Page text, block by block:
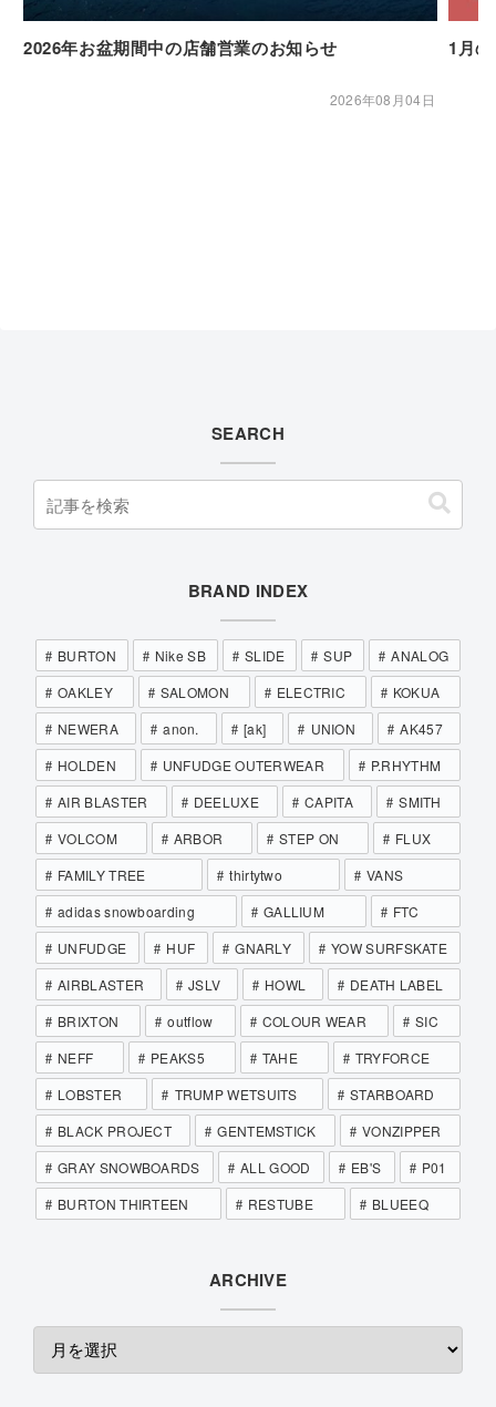
2026年お盆期間中の店舗営業のお知らせ
2026年08月04日
1月
SEARCH
BRAND INDEX
BURTON Nike SB SLIDE SUP
ANALOG
OAKLEY
SALOMON ELECTRIC
KOKUA
NEWERA
anon. [ak] UNION
AK457
HOLDEN
UNFUDGE OUTERWEAR
P.RHYTHM
AIR BLASTER
DEELUXE CAPITA
SMITH
VOLCOM
ARBOR STEP ON
FLUX
FAMILY TREE
thirtytwo
VANS
adidas snowboarding
GALLIUM
FTC
UNFUDGE
HUF GNARLY
YOW SURFSKATE
AIRBLASTER
JSLV HOWL
DEATH LABEL
BRIXTON
outflow COLOUR WEAR
SIC
NEFF
PEAKS5 TAHE
TRYFORCE
LOBSTER
TRUMP WETSUITS
STARBOARD
BLACK PROJECT
GENTEMSTICK
VONZIPPER
GRAY SNOWBOARDS
ALL GOOD EB'S
P01
BURTON THIRTEEN
RESTUBE BLUEEQ
ARCHIVE